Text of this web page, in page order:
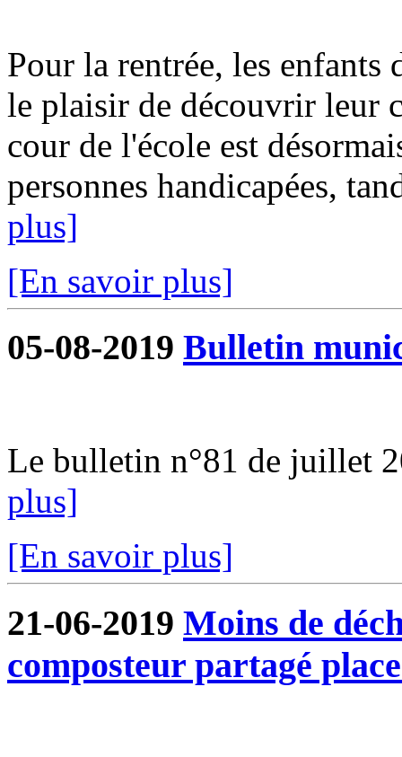
Pour la rentrée, les
le plaisir de découvrir leur
cour de l'école est
personnes handicapées,
plus]
[En savoir plus]
05-08-2019 Bulletin
Le bulletin n°81 de juillet
plus]
[En savoir plus]
21-06-2019 Moins de
composteur partagé